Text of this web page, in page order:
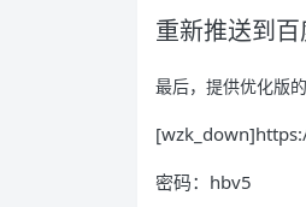
重新推送到
最后，提供优化版的
密码：hbv5